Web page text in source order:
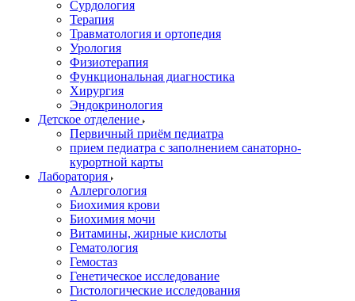
Сурдология
Терапия
Травматология и ортопедия
Урология
Физиотерапия
Функциональная диагностика
Хирургия
Эндокринология
Детское отделение
Первичный приём педиатра
прием педиатра с заполнением санаторно-
курортной карты
Лаборатория
Аллергология
Биохимия крови
Биохимия мочи
Витамины, жирные кислоты
Гематология
Гемостаз
Генетическое исследование
Гистологические исследования